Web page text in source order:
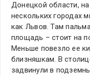
Донецкой области,
нескольких городах
как Львов. Там
площадь – стоит на
Меньше повезло ее
близняшкам. В
задвинули в